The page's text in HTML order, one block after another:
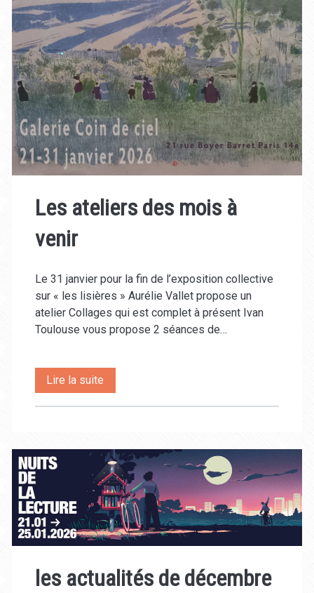
Les ateliers des mois à
venir
Le 31 janvier pour la fin de l’exposition collective
sur « les lisières » Aurélie Vallet propose un
atelier Collages qui est complet à présent Ivan
Toulouse vous propose 2 séances de…
Lire la suite
ateliers
mois
à
venir
les actualités de décembre